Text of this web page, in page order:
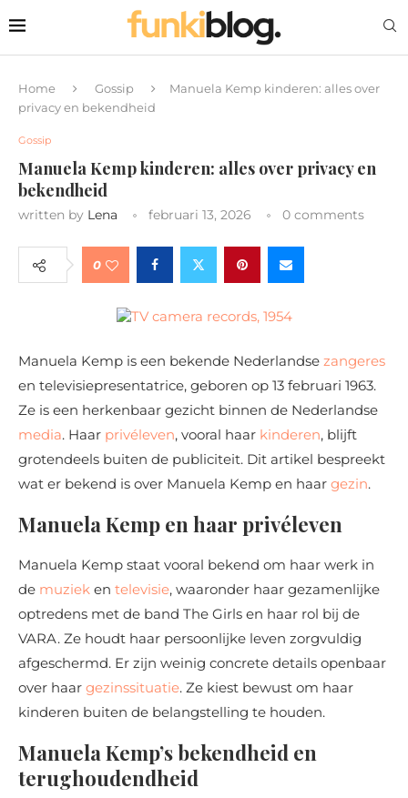
Home Gossip
Manuela Kemp kinderen: alles over
privacy en bekendheid
Gossip
Manuela Kemp kinderen: alles over privacy en
bekendheid
written by Lena februari 13, 2026 0 comments
0
Manuela Kemp is een bekende Nederlandse zangeres
en televisiepresentatrice, geboren op 13 februari 1963.
Ze is een herkenbaar gezicht binnen de Nederlandse
media. Haar privéleven, vooral haar kinderen, blijft
grotendeels buiten de publiciteit. Dit artikel bespreekt
wat er bekend is over Manuela Kemp en haar gezin.
Manuela Kemp en haar privéleven
Manuela Kemp staat vooral bekend om haar werk in
de muziek en televisie, waaronder haar gezamenlijke
optredens met de band The Girls en haar rol bij de
VARA. Ze houdt haar persoonlijke leven zorgvuldig
afgeschermd. Er zijn weinig concrete details openbaar
over haar gezinssituatie. Ze kiest bewust om haar
kinderen buiten de belangstelling te houden.
Manuela Kemp’s bekendheid en
terughoudendheid